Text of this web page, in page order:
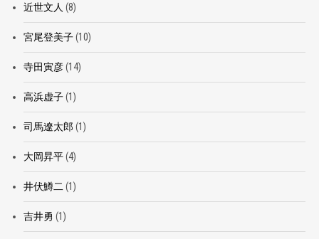
近世文人 (8)
宮尾登美子(10)
寺田寅彦(14)
高浜虚子(1)
司馬遼太郎 (1)
大岡昇平(4)
井伏鱒二 (1)
吉井勇 (1)